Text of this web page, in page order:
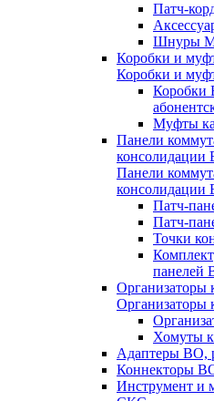
Патч-
Шнуры
Коробки и
Коробки и
Коробки
Муфты
Панели
консолидации
Панели
консолидации
Патч-
Патч-
Точки
панелей
Организаторы
Организаторы
Хомуты
Адаптеры ВО,
Коннекторы
Инструмент и